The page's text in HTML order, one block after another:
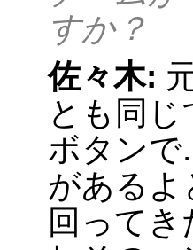
すか？
佐々木:
とも同
ボタンで
がある
回って